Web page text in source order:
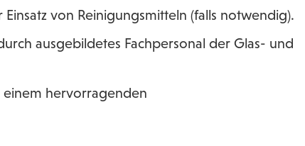
von Reinigungsmitteln (falls notwendig).
ausgebildetes Fachpersonal der Glas- und
einem hervorragenden